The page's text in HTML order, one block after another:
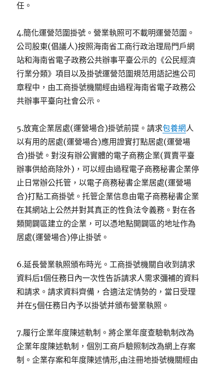
任。
4.簡化運營范圍掛號。營業執照可不載明運營范圍。
公司股東(倡議人)按照海南省工商行政治理局門戶網
站和海南省電子政務公共辦事平臺公示的《公民經濟
行業分類》項目以及掛號運營范圍規范用語記進公司
章程中，由工商掛號機關經由過程海南省電子政務公
共辦事平臺向社會公示。
5.放寬企業居處(運營場合)掛號前提。請求包養網人
以有用的居處(運營場合)應用證實打點居處(運營場
合)掛號。對沒有辦公實體的電子商務企業(買賣平臺
辦事供給商除外)，可以經由過程電子商務秘書企業停
止日常辦公托管，以電子商務秘書企業居處(運營場
合)打點工商掛號。托管企業信息由電子商務秘書企業
在其網站上公然并對其真正的性負法令義務。對在各
類開闢區建立的企業，可以憑地點開闢區的地址作為
居處(運營場合)停止掛號。
6.延長營業執照頒布時光。工商掛號機關自收到請求
資料后1個任務日內一次性告訴請求人需求彌補的資料
和請求。請求資料齊備，合適法定情勢的，當日受理
并在5個任務日內予以掛號并頒布營業執照。
7.履行企業年度陳述軌制。將企業年度查驗軌制改為
企業年度陳述軌制，個別工商戶驗照制改為網上存案
制。企業存案和年度陳述情形,由注冊地掛號機關經由